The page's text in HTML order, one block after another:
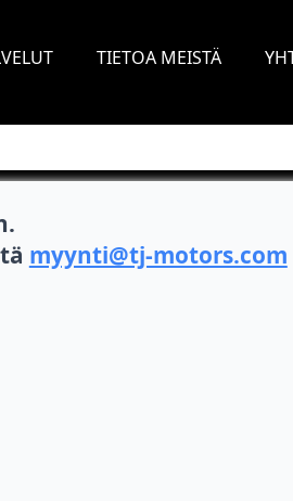
TIETOA MEISTÄ
myynti@tj-motors.com